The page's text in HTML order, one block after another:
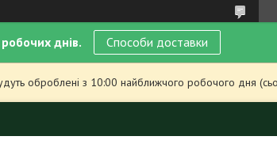
днів. Способи доставки
оброблені з 10:00 найближчого робочого дня